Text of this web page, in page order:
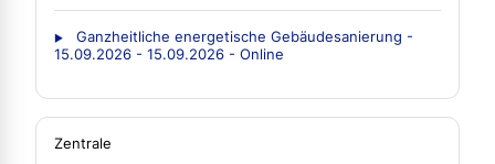
Ganzheitliche energetische Gebäudesanierung -
15.09.2026 - 15.09.2026 - Online
Zentrale